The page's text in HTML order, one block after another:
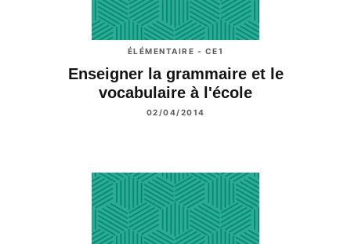
ÉLÉMENTAIRE - CE1
Enseigner la grammaire et le
vocabulaire à l'école
02/04/2014